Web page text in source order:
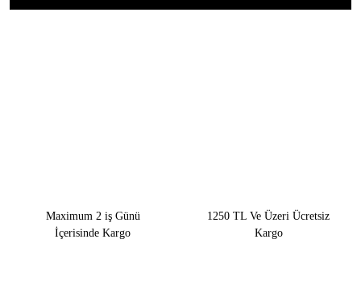
Maximum 2 iş Günü
İçerisinde Kargo
1250 TL Ve Üzeri Ücretsiz
Kargo